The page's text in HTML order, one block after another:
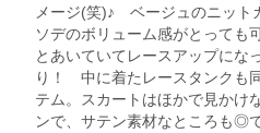
メージ(笑)♪ ベージュのニット
ソデのボリューム感がとっても
とあいていてレースアップにな
り！ 中に着たレースタンクも
テム。スカートはほかで見かけ
ンで、サテン素材なところも◎